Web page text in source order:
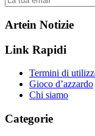
Artein Notizie
Link Rapidi
Termini di
Gioco d’azzardo
Chi siamo
Categorie